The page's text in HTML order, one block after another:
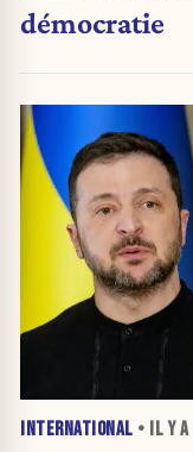
démocratie
INTERNATIONAL • IL Y A